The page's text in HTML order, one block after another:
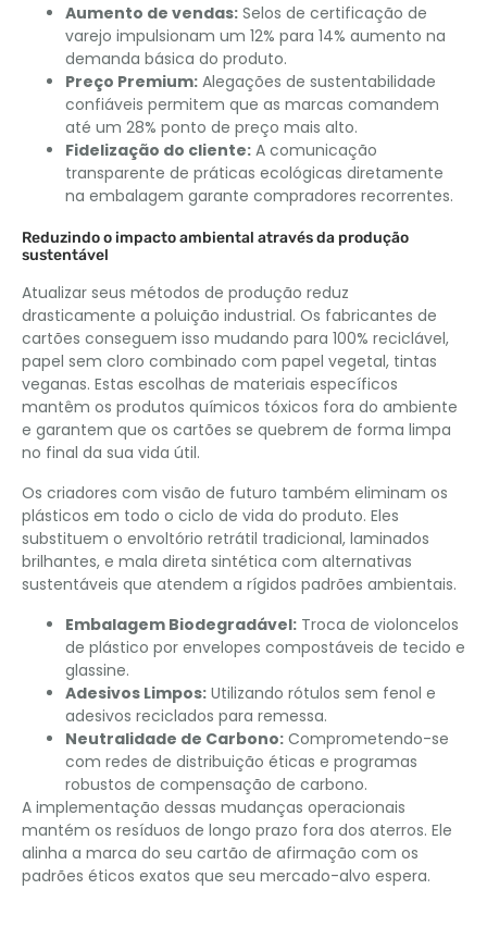
Aumento de vendas: Selos de certificação de
varejo impulsionam um 12% para 14% aumento na
demanda básica do produto.
Preço Premium: Alegações de sustentabilidade
confiáveis ​​permitem que as marcas comandem
até um 28% ponto de preço mais alto.
Fidelização do cliente: A comunicação
transparente de práticas ecológicas diretamente
na embalagem garante compradores recorrentes.
Reduzindo o impacto ambiental através da produção
sustentável
Atualizar seus métodos de produção reduz
drasticamente a poluição industrial. Os fabricantes de
cartões conseguem isso mudando para 100% reciclável,
papel sem cloro combinado com papel vegetal, tintas
veganas. Estas escolhas de materiais específicos
mantêm os produtos químicos tóxicos fora do ambiente
e garantem que os cartões se quebrem de forma limpa
no final da sua vida útil.
Os criadores com visão de futuro também eliminam os
plásticos em todo o ciclo de vida do produto. Eles
substituem o envoltório retrátil tradicional, laminados
brilhantes, e mala direta sintética com alternativas
sustentáveis ​​que atendem a rígidos padrões ambientais.
Embalagem Biodegradável: Troca de violoncelos
de plástico por envelopes compostáveis ​​de tecido e
glassine.
Adesivos Limpos: Utilizando rótulos sem fenol e
adesivos reciclados para remessa.
Neutralidade de Carbono: Comprometendo-se
com redes de distribuição éticas e programas
robustos de compensação de carbono.
A implementação dessas mudanças operacionais
mantém os resíduos de longo prazo fora dos aterros. Ele
alinha a marca do seu cartão de afirmação com os
padrões éticos exatos que seu mercado-alvo espera.